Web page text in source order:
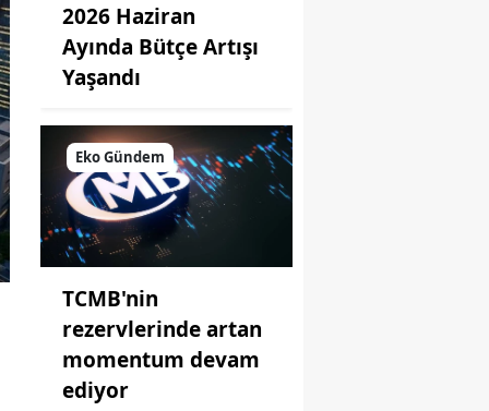
2026 Haziran
Ayında Bütçe Artışı
Yaşandı
Eko Gündem
TCMB'nin
rezervlerinde artan
momentum devam
ediyor